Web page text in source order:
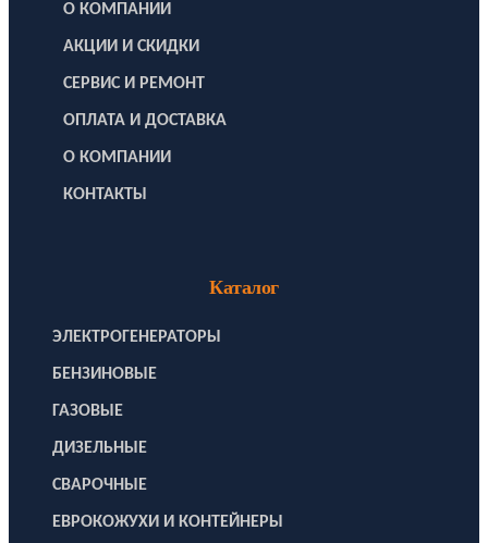
О КОМПАНИИ
АКЦИИ И СКИДКИ
СЕРВИС И РЕМОНТ
ОПЛАТА И ДОСТАВКА
О КОМПАНИИ
КОНТАКТЫ
Каталог
ЭЛЕКТРОГЕНЕРАТОРЫ
БЕНЗИНОВЫЕ
ГАЗОВЫЕ
ДИЗЕЛЬНЫЕ
СВАРОЧНЫЕ
ЕВРОКОЖУХИ И КОНТЕЙНЕРЫ